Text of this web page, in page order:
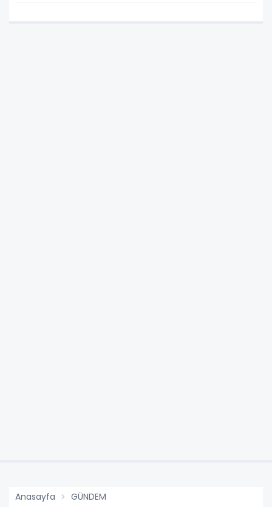
Anasayfa GÜNDEM